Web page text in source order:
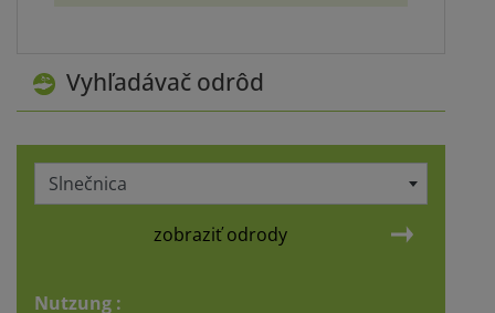
Vyhľadávač odrôd
Slnečnica
zobraziť odrody
Nutzung :